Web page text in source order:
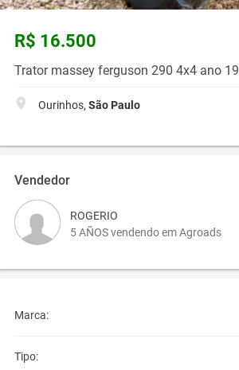
R$ 16.500
Trator massey ferguson 290 4x4 ano
Ourinhos, São Paulo
Vendedor
ROGERIO
5 AÑOS vendendo em Agroads
Marca:
Tipo: